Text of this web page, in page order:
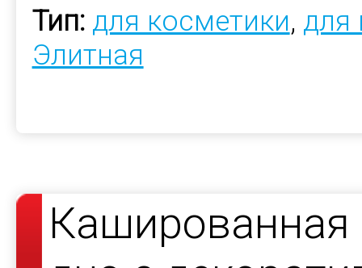
Тип: для косметики, для
Элитная